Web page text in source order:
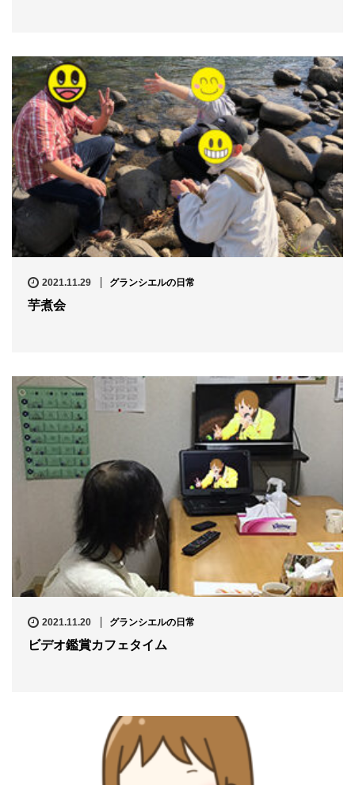
2021.11.29 グランシエルの日常
芋煮会
2021.11.20 グランシエルの日常
ビデオ鑑賞カフェタイム